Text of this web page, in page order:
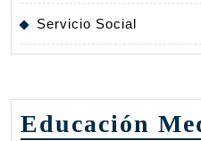
Servicio Social
Educación